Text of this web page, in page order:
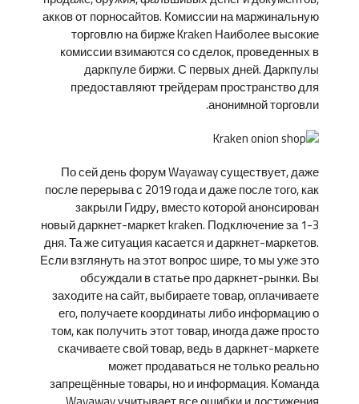
акков от порносайтов. Комиссии на маржинальную
торговлю на бирже Kraken Наиболее высокие
комиссии взимаются со сделок, проведенных в
даркпуле биржи. С первых дней. Даркпулы
предоставляют трейдерам пространство для
анонимной торговли.
По сей день форум Wayaway существует, даже
после перерыва с 2019 года и даже после того, как
закрыли Гидру, вместо которой анонсирован
новый даркнет-маркет kraken. Подключение за 1-3
дня. Та же ситуация касается и даркнет-маркетов.
Если взглянуть на этот вопрос шире, то мы уже это
обсуждали в статье про даркнет-рынки. Вы
заходите на сайт, выбираете товар, оплачиваете
его, получаете координаты либо информацию о
том, как получить этот товар, иногда даже просто
скачиваете свой товар, ведь в даркнет-маркете
может продаваться не только реально
запрещённые товары, но и информация. Команда